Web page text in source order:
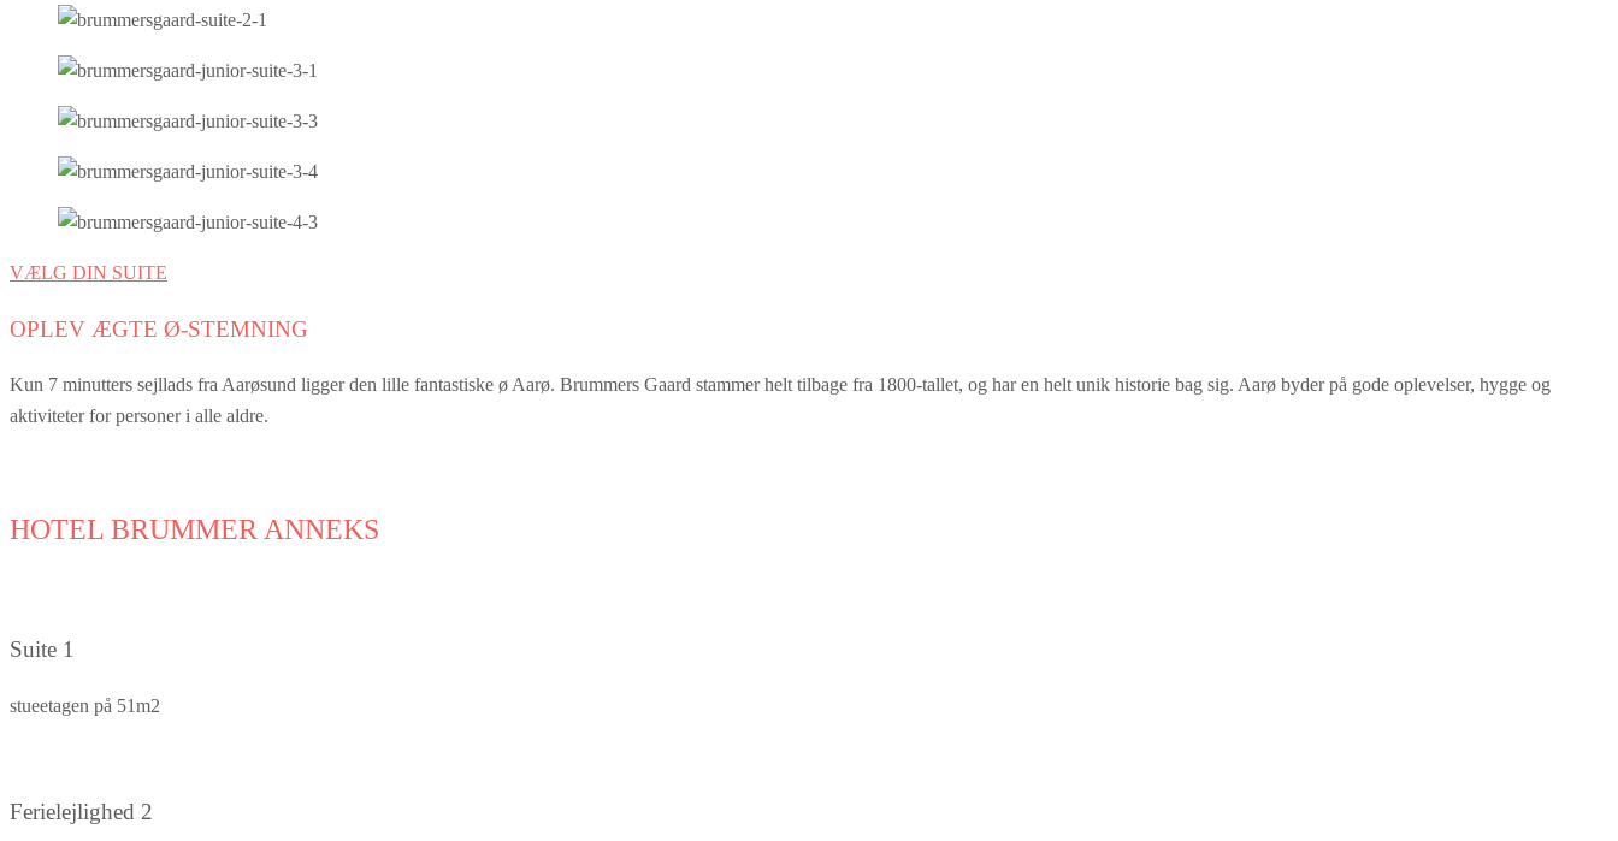
VÆLG DIN SUITE
OPLEV ÆGTE Ø-STEMNING
Kun 7 minutters sejllads fra Aarøsund ligger den lille fantastiske ø Aarø. Brummers Gaard stammer helt tilbage fra 1800-tallet, og har en helt unik historie bag sig. Aarø byder på gode oplevelser, hygge og
aktiviteter for personer i alle aldre.
HOTEL BRUMMER ANNEKS
Suite 1
stueetagen på 51m2
Ferielejlighed 2